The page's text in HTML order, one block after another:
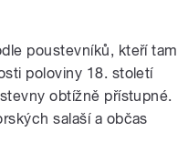
poustevníků, kteří tam
poloviny 18. století
obtížně přístupné.
salaší a občas